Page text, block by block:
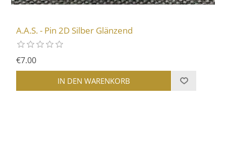
A.A.S. - Pin 2D Silber Glänzend
€7.00